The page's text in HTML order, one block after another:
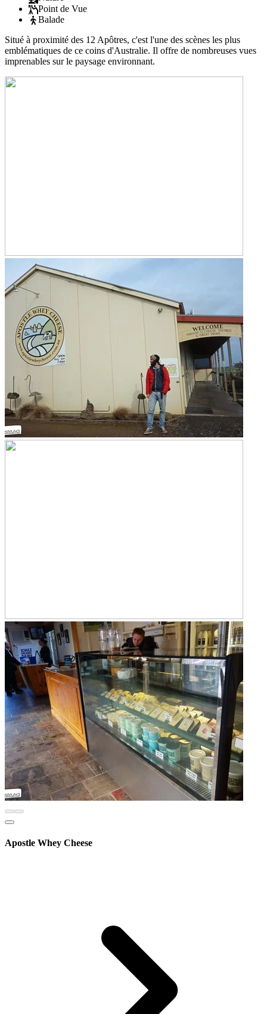
Point de Vue
Balade
Situé à proximité des 12 Apôtres, c'est l'une des scènes les plus
emblématiques de ce coins d'Australie. Il offre de nombreuses vues
imprenables sur le paysage environnant.
Apostle Whey Cheese